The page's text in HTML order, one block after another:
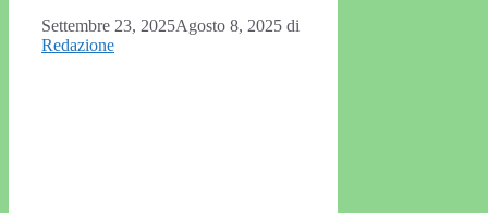
Settembre 23, 2025Agosto 8, 2025 di
Redazione